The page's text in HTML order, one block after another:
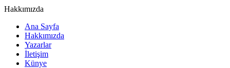
Hakkımızda
Ana Sayfa
Hakkımızda
Yazarlar
İletişim
Künye